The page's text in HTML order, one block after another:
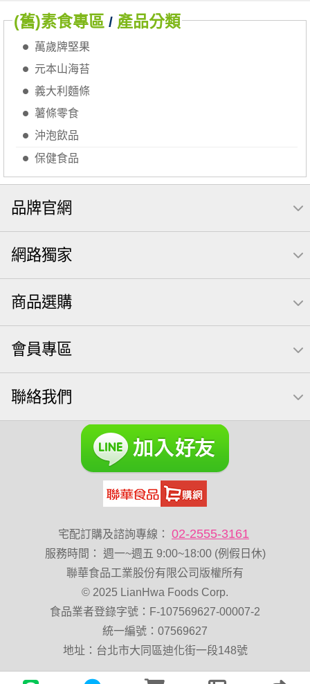
三角壽司海苔 買1送1 南瓜子
杏仁 芥末 可樂果
蜜汁腰果
全聯 南瓜子
元氣什穀堅果飲 烘焙 萬歲牌 堅果小包裝活力堅果
榛果
滿天星
低溫烘焙
萬歲牌-堅穀力 花生 味付
萬歲牌 堅果補給隨行包33公克44 包
卡廸那95℃薯條原味18克*5包 夏威夷果 紅棗
Costco 萬歲牌堅果
飯卷專用海苔 中秋禮盒 總匯點心 寶咖咖 15g
(舊)素食專區 / 產品分類
萬歲牌堅果
元本山海苔
義大利麵條
薯條零食
沖泡飲品
保健食品
品牌官網
網路獨家
商品選購
會員專區
聯絡我們
宅配訂購及諮詢專線： 02-2555-3161
服務時間 ：
週一~週五 9:00~18:00 (例假日休)
聯華食品工業股份有限公司版權所有
© 2025 LianHwa Foods Corp.
食品業者登錄字號：F-107569627-00007-2
統一編號：07569627
地址：台北市大同區迪化街一段148號